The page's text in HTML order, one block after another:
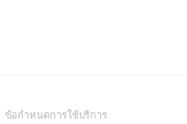
ข้อกำหนดการใช้บริการ(Open